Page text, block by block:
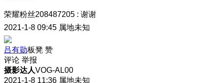
荣耀粉丝208487205 : 谢谢
2021-1-8 09:45 属地未知
吕有勋板凳 赞
评论 举报
摄影达人VOG-AL00
2021-1-8 11:36 属地未知